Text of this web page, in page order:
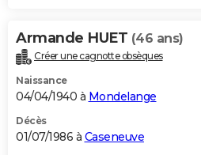
Armande HUET (46 ans)
Créer une cagnotte obsèques
Naissance
04/04/1940 à Mondelange
Décès
01/07/1986 à Caseneuve